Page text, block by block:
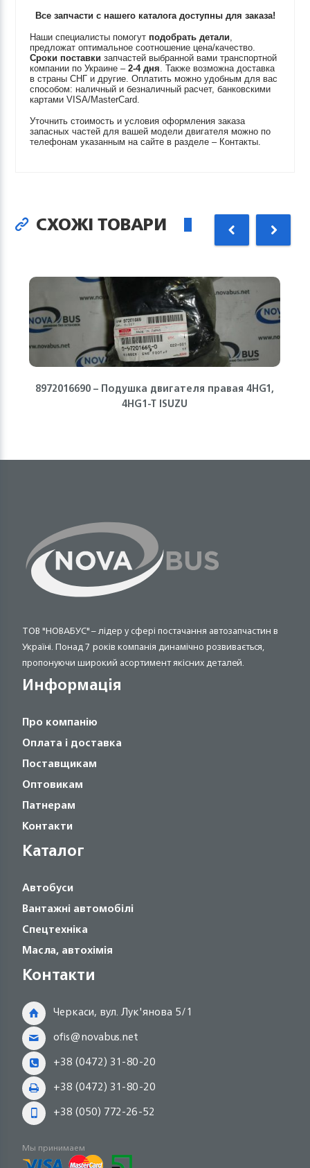
Все запчасти с нашего каталога доступны для заказа!
Наши специалисты помогут подобрать детали,
предложат оптимальное соотношение цена/качество.
Сроки поставки запчастей выбранной вами транспортной
компании по Украине –2-4 дня. Также возможна доставка
в страны СНГ и другие. Оплатить можно удобным для вас
способом: наличный и безналичный расчет, банковскими
картами VISA/MasterCard.
Уточнить стоимость и условия оформления заказа
запасных частей для вашей модели двигателя можно по
телефонам указанным на сайте в разделе – Контакты.
СХОЖІ ТОВАРИ
8972016690 – Подушка двигателя правая 4HG1,
4HG1-T ISUZU
ТОВ "НОВАБУС" – лідер у сфері постачання автозапчастин в
Україні. Понад 7 років компанія динамічно розвивається,
пропонуючи широкий асортимент якісних деталей.
Информація
Про компанію
Оплата і доставка
Поставщикам
Оптовикам
Патнерам
Контакти
Каталог
Автобуси
Вантажні автомобілі
Спецтехніка
Масла, автохімія
Контакти
Черкаси, вул. Лук'янова 5/1
ofis@novabus.net
+38 (0472) 31-80-20
+38 (0472) 31-80-20
+38 (050) 772-26-52
Мы принимаем